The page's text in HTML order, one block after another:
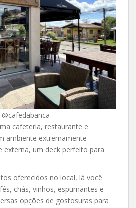
cafeteria, restaurante e
ambiente extremamente
externa, um deck perfeito para
oferecidos no local, lá você
chás, vinhos, espumantes e
opções de gostosuras para